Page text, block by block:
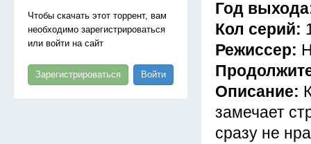
Чтобы скачать этот торрент, вам
необходимо зарегистрироваться
или войти на сайт
Зарегистрироваться Войти
Год
Кол серий:
Режиссер:
Описание:
замечает
сразу не